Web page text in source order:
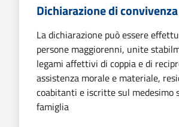
Dichiarazione di
La dichiarazione può essere
persone maggiorenni, unite
legami affettivi di coppia e di
assistenza morale e materiale,
coabitanti e iscritte sul medesimo
famiglia